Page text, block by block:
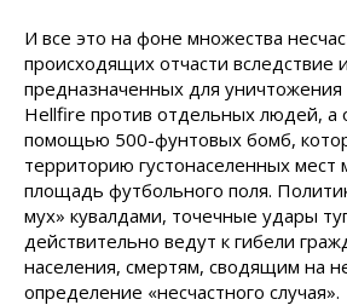
И все это на фоне множества
происходящих отчасти вследствие
предназначенных для уничтожения
Hellfire против отдельных людей, а
помощью 500-фунтовых бомб,
территорию густонаселенных мест
площадь футбольного поля.
мух» кувалдами, точечные удары
действительно ведут к гибели
населения, смертям, сводящим на
определение «несчастного случая».